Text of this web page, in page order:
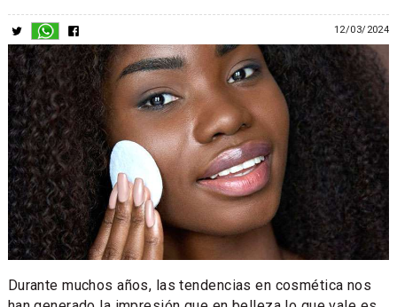
12/03/2024
Durante muchos años, las tendencias en cosmética nos